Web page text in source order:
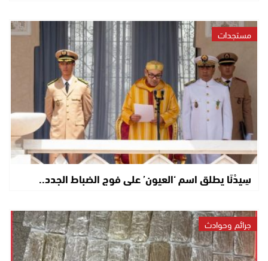
مستجدات
سِيدْنَا يطلق اسم ‘العيون’ على فوج الضباط الجدد..
جرائم وحوادث